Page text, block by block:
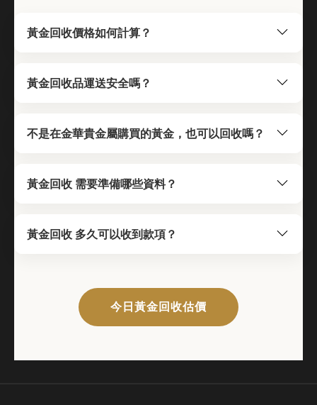
黃金回收價格如何計算？
黃金回收品運送安全嗎？
不是在金華貴金屬購買的黃金，也可以回收嗎？
黃金回收 需要準備哪些資料？
黃金回收 多久可以收到款項？
今日黃金回收估價